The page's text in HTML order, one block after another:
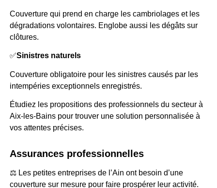
Couverture qui prend en charge les cambriolages et les
dégradations volontaires. Englobe aussi les dégâts sur
clôtures.
✅Sinistres naturels
Couverture obligatoire pour les sinistres causés par les
intempéries exceptionnels enregistrés.
Étudiez les propositions des professionnels du secteur à
Aix-les-Bains pour trouver une solution personnalisée à
vos attentes précises.
Assurances professionnelles
⚖️ Les petites entreprises de l’Ain ont besoin d’une
couverture sur mesure pour faire prospérer leur activité.